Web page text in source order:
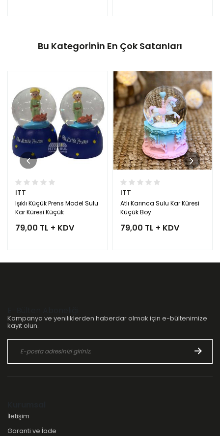
Bu Kategorinin En Çok Satanları
ITT
Işıklı Küçük Prens Model Sulu
Kar Küresi Küçük
79,00 TL + KDV
ITT
Atlı Karınca Sulu Kar Küresi
Küçük Boy
79,00 TL + KDV
Kampanya ve yeniliklerden haberdar olmak için e-bültenimize
kayıt olun.
İletişim
Garanti ve İade